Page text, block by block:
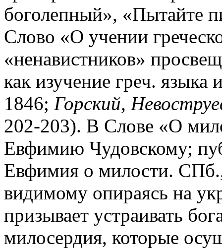
боголепный», «Пытайте
Слово «О учении
«ненавистников»
как изучение греч. языка
1846; Горский,
202-203). В Слове «О
Евфимию Чудовскому;
Евфимия о милости.
видимому опираясь на
призывает устраивать
милосердия, которые